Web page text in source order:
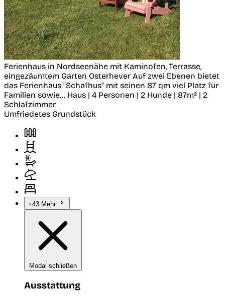
Ferienhaus in Nordseenähe mit Kaminofen, Terrasse,
eingezäumtem Garten Osterhever Auf zwei Ebenen bietet
das Ferienhaus "Schafhus" mit seinen 87 qm viel Platz für
Familien sowie... Haus | 4 Personen | 2 Hunde | 87m² | 2
Schlafzimmer
Umfriedetes Grundstück
+43 Mehr
Modal schließen
Ausstattung